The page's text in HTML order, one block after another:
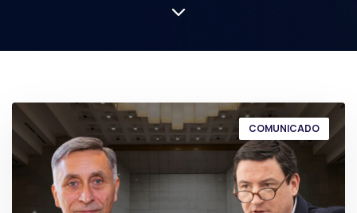
COMUNICADO